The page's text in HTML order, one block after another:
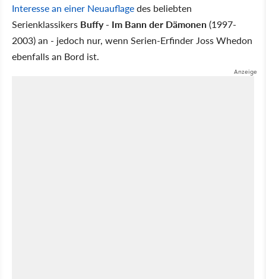
Interesse an einer Neuauflagedes beliebten
Serienklassikers Buffy - Im Bann der Dämonen(1997-
2003) an - jedoch nur, wenn Serien-Erfinder Joss Whedon
ebenfalls an Bord ist.